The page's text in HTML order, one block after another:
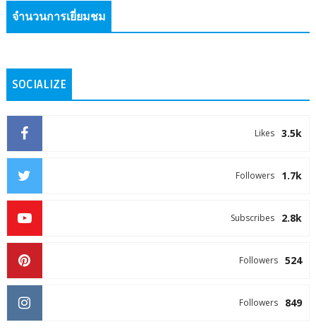
จำนวนการเยี่ยมชม
SOCIALIZE
3.5k
Likes
1.7k
Followers
2.8k
Subscribes
524
Followers
849
Followers